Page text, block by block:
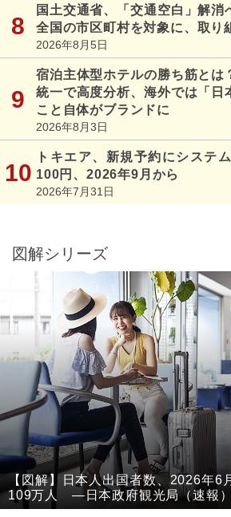
国土交通省、「交通空白」解消
全国の市区町村を対象に、取り
2026年8月5日
宿泊主体型ホテルの勝ち筋と
統一で高度分析、海外では「日
こと自体がブランドに
2026年8月3日
トキエア、新規予約にシステ
100円、2026年9月から
2026年7月31日
図解シリーズ
【図解】日本人出国者数、2026年6
109万人 ―日本政府観光局（速報）